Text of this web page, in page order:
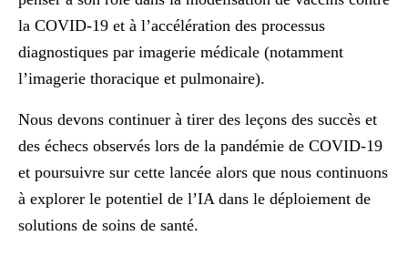
la COVID-19 et à l’accélération des processus
diagnostiques par imagerie médicale (notamment
l’imagerie thoracique et pulmonaire).
Nous devons continuer à tirer des leçons des succès et
des échecs observés lors de la pandémie de COVID-19
et poursuivre sur cette lancée alors que nous continuons
à explorer le potentiel de l’IA dans le déploiement de
solutions de soins de santé.